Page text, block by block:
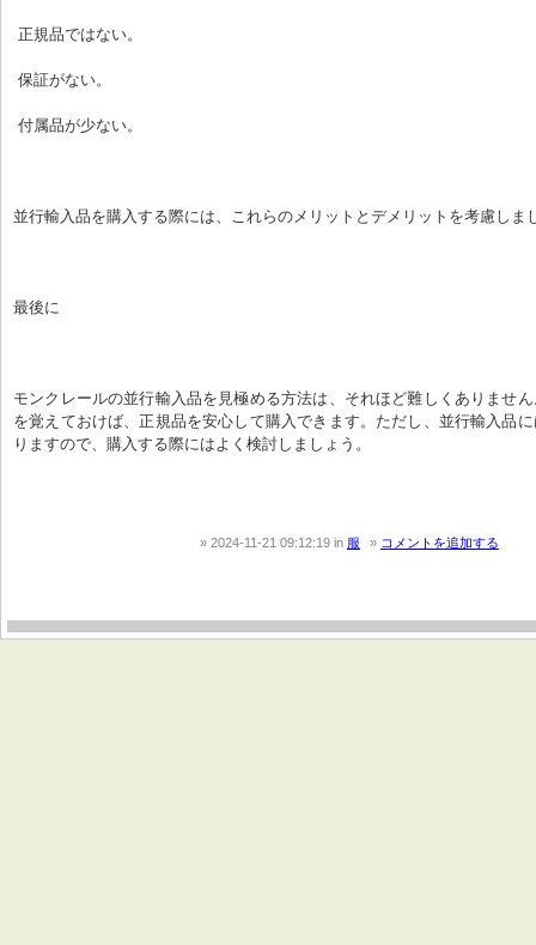
正規品ではない。
保証がない。
付属品が少ない。
並行輸入品を購入する際には、これらのメリットとデメリットを考慮しま
最後に
モンクレールの並行輸入品を見極める方法は、それほど難しくありませ
を覚えておけば、正規品を安心して購入できます。ただし、並行輸入品
りますので、購入する際にはよく検討しましょう。
2024-11-21 09:12:19 in 服 コメントを追加する